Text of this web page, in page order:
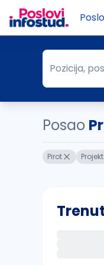
Pozicija,
Pozicija,
Posao
Pirot